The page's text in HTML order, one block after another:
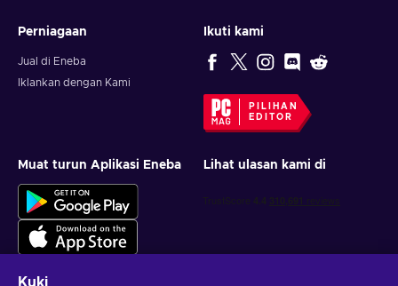
Perniagaan
Jual di Eneba
Iklankan dengan Kami
Ikuti kami
PILIHAN
EDITOR
Muat turun Aplikasi Eneba Lihat ulasan kami di
Kuki